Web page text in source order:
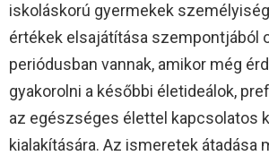
iskoláskorú gyermekek
értékek elsajátítása szempontjából
periódusban vannak, amikor még
gyakorolni a későbbi életideálok,
az egészséges élettel kapcsolatos
kialakítására. Az ismeretek átadása